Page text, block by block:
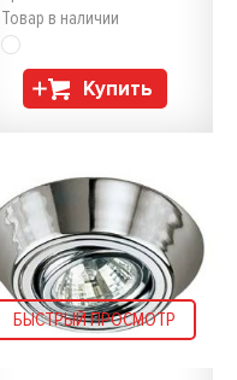
Товар в наличии
Купить
БЫСТРЫЙ ПРОСМОТР